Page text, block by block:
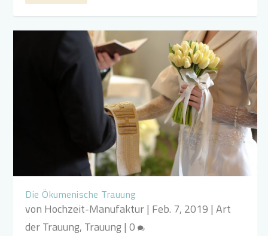
Die Ökumenische Trauung
von Hochzeit-Manufaktur| Feb. 7, 2019 |Art
der Trauung, Trauung|0